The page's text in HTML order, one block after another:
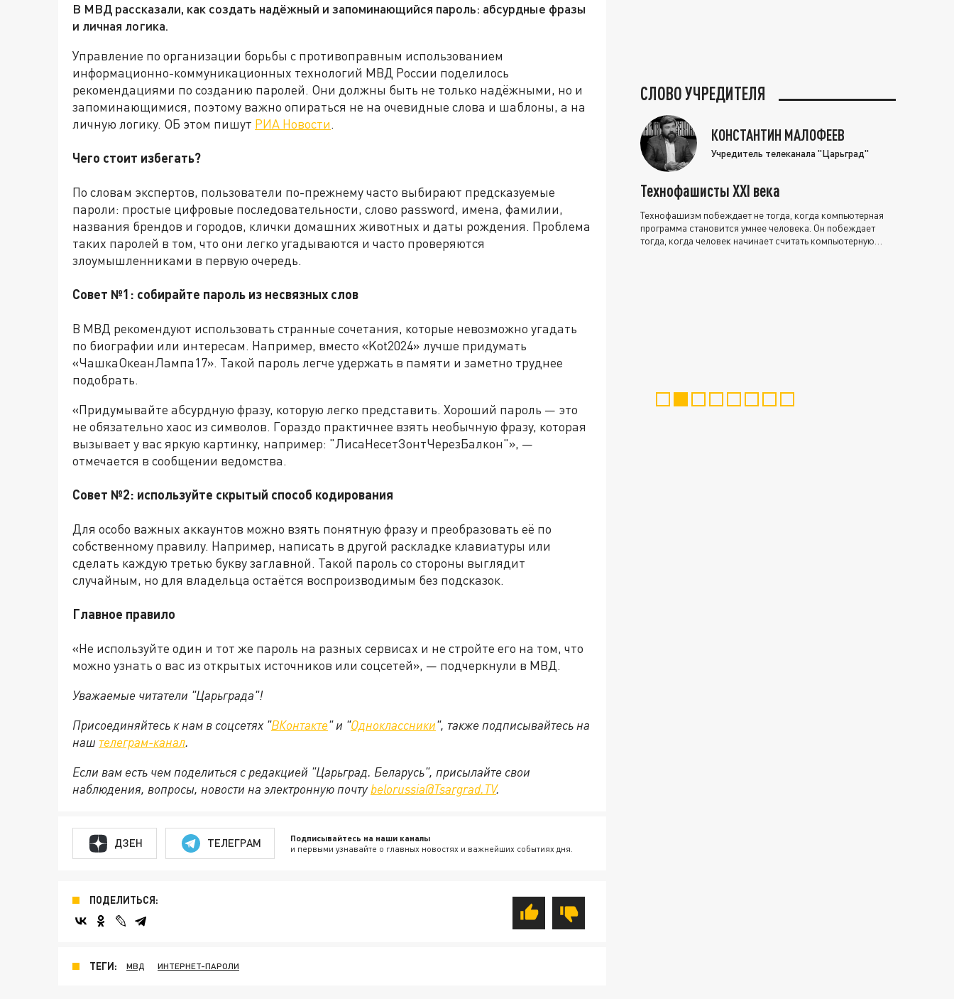
В МВД рассказали, как создать надёжный и запоминающийся пароль: абсурдные фразы
и личная логика.
Управление по организации борьбы с противоправным использованием
информационно-коммуникационных технологий МВД России поделилось
рекомендациями по созданию паролей. Они должны быть не только надёжными, но и
запоминающимися, поэтому важно опираться не на очевидные слова и шаблоны, а на
личную логику. ОБ этом пишут РИА Новости.
Чего стоит избегать?
По словам экспертов, пользователи по-прежнему часто выбирают предсказуемые
пароли: простые цифровые последовательности, слово password, имена, фамилии,
названия брендов и городов, клички домашних животных и даты рождения. Проблема
таких паролей в том, что они легко угадываются и часто проверяются
злоумышленниками в первую очередь.
Совет №1: собирайте пароль из несвязных слов
В МВД рекомендуют использовать странные сочетания, которые невозможно угадать
по биографии или интересам. Например, вместо «Kot2024» лучше придумать
«ЧашкаОкеанЛампа17». Такой пароль легче удержать в памяти и заметно труднее
подобрать.
«Придумывайте абсурдную фразу, которую легко представить. Хороший пароль — это
не обязательно хаос из символов. Гораздо практичнее взять необычную фразу, которая
вызывает у вас яркую картинку, например: "ЛисаНесетЗонтЧерезБалкон"», —
отмечается в сообщении ведомства.
Совет №2: используйте скрытый способ кодирования
Для особо важных аккаунтов можно взять понятную фразу и преобразовать её по
собственному правилу. Например, написать в другой раскладке клавиатуры или
сделать каждую третью букву заглавной. Такой пароль со стороны выглядит
случайным, но для владельца остаётся воспроизводимым без подсказок.
Главное правило
«Не используйте один и тот же пароль на разных сервисах и не стройте его на том, что
можно узнать о вас из открытых источников или соцсетей», — подчеркнули в МВД.
Уважаемые читатели "Царьграда"!
Присоединяйтесь к нам в соцсетях "ВКонтакте" и "Одноклассники", также подписывайтесь на
наш телеграм-канал.
Если вам есть чем поделиться с редакцией "Царьград. Беларусь", присылайте свои
наблюдения, вопросы, новости на электронную почту belorussia@Tsargrad.TV.
ДЗЕН ТЕЛЕГРАМ Подписывайтесь на наши каналы
и первыми узнавайте о главных новостях и важнейших событиях дня.
ПОДЕЛИТЬСЯ:
ТЕГИ: МВД ИНТЕРНЕТ-ПАРОЛИ
СЛОВО УЧРЕДИТЕЛЯ
КОНСТАНТИН МАЛОФЕЕВ
Учредитель телеканала "Царьград"
Технофашисты XXI века
Технофашизм побеждает не тогда, когда компьютерная
программа становится умнее человека. Он побеждает
тогда, когда человек начинает считать компьютерную